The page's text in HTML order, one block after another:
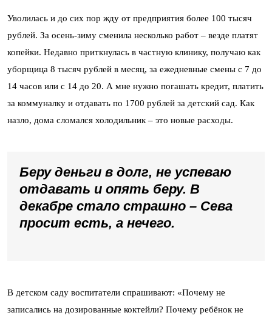
Уволилась и до сих пор жду от предприятия более 100 тысяч
рублей. За осень-зиму сменила несколько работ – везде платят
копейки. Недавно приткнулась в частную клинику, получаю как
уборщица 8 тысяч рублей в месяц, за ежедневные смены с 7 до
14 часов или с 14 до 20. А мне нужно погашать кредит, платить
за коммуналку и отдавать по 1700 рублей за детский сад. Как
назло, дома сломался холодильник – это новые расходы.
Беру деньги в долг, не успеваю
отдавать и опять беру. В
декабре стало страшно – Сева
просит есть, а нечего.
В детском саду воспитатели спрашивают: «Почему не
записались на дозированные коктейли? Почему ребёнок не